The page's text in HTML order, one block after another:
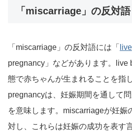
「miscarriage」の反対
「miscarriage」の反対語には「 live
pregnancy」などがあります。live
態で赤ちゃんが生まれることを指
pregnancyは、妊娠期間を通して
を意味します。miscarriageが妊娠
対し、これらは妊娠の成功を表す